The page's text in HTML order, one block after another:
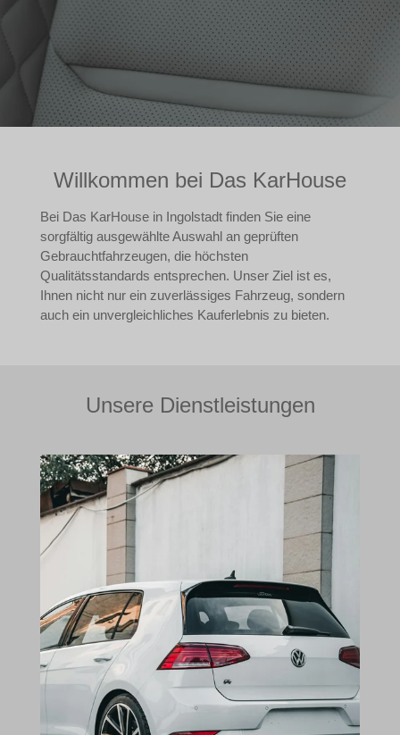
Willkommen bei Das KarHouse
Bei Das KarHouse in Ingolstadt finden Sie eine
sorgfältig ausgewählte Auswahl an geprüften
Gebrauchtfahrzeugen, die höchsten
Qualitätsstandards entsprechen. Unser Ziel ist es,
Ihnen nicht nur ein zuverlässiges Fahrzeug, sondern
auch ein unvergleichliches Kauferlebnis zu bieten.
Unsere Dienstleistungen